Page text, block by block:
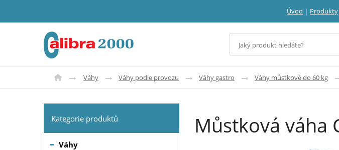
Úvod Produkty
Váhy Váhy podle provozu Váhy gastro Váhy můstkové do 60 kg
Můstková váha
Kategorie produktů
Váhy